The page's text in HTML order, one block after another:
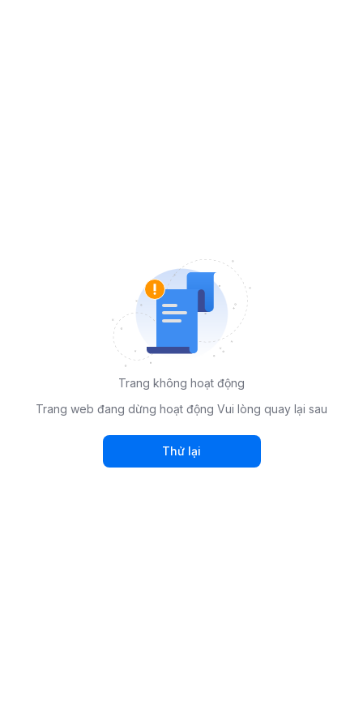
Trang không hoạt động
Trang web đang dừng hoạt động Vui lòng quay lại sau
Thử lại